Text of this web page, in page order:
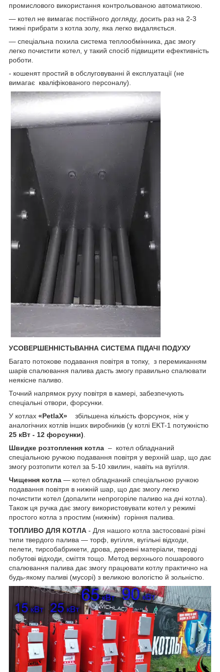
промислового використання контрольованою автоматикою.
— котел не вимагає постійного догляду, досить раз на 2-3
тижні прибрати з котла золу, яка легко видаляється.
— спеціальна похила система теплообмінника, дає змогу
легко почистити котел, у такий спосіб підвищити ефективність
роботи.
- кошенят простий в обслуговуванні й експлуатації (не
вимагає кваліфікованого персоналу).
УСОВЕРШЕННІСТЬВАННА СИСТЕМА ПІДАЧІ ПОДУХУ
Багато потокове подавання повітря в топку, з перемиканням
шарів спалювання палива дасть змогу правильно спалювати
неякісне паливо.
Точний напрямок руху повітря в камері, забезпечують
спеціальні отвори, форсунки.
У котлах «PetlaX»
збільшена кількість форсунок, ніж у
аналогічних котлів інших виробників (у котлі EKT-1 потужністю
25 кВт - 12 форсунки)
Швидке розтоплення котла – котел обладнаний
спеціальною ручкою подавання повітря у верхній шар, що дає
змогу розтопити котел за 5-10 хвилин, навіть на вугілля.
Чищення котла — котел обладнаний спеціальною ручкою
подавання повітря в нижній шар, що дає змогу легко
почистити котел (допалити непрогоріле паливо на дні котла).
Також ця ручка дає змогу використовувати котел у режимі
простого котла з простим (нижнім) горіння палива.
ТОПЛИВО ДЛЯ КОТЛА - Для нашого котла застосовані різні
типи твердого палива — торф, вугілля, вугільні відходи,
пелети, тирсобабрикети, дрова, деревні матеріали, тверді
побутові відходи, сміття тощо. Метод верхнього пошарового
спалювання палива дає змогу працювати котлу практично на
будь-якому паливі (мусорі) з великою вологістю й зольністю.